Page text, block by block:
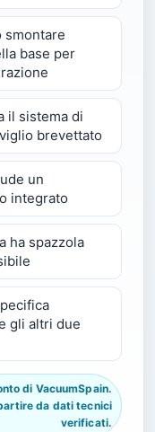
smontare
base per
il sistema di
brevettato
un
integrato
ha spazzola
gli altri due
di VacuumSpain.
da dati tecnici
verificati.